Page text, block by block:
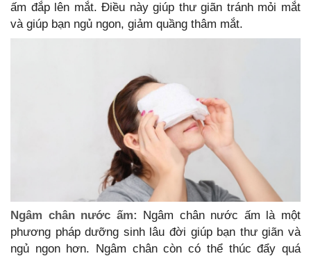
ấm đắp lên mắt. Điều này giúp thư giãn tránh mỏi mắt
và giúp bạn ngủ ngon, giảm quầng thâm mắt.
Ngâm chân nước ấm: Ngâm chân nước ấm là một
phương pháp dưỡng sinh lâu đời giúp bạn thư giãn và
ngủ ngon hơn. Ngâm chân còn có thể thúc đẩy quá